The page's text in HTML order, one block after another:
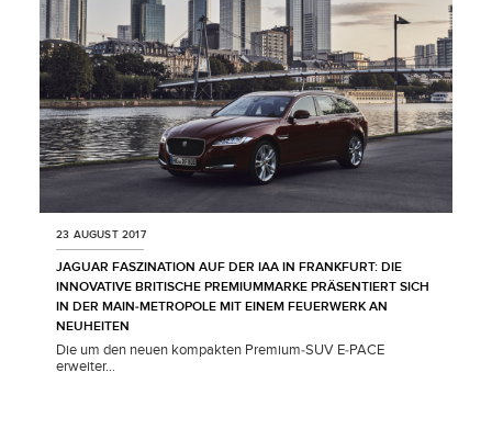
23 AUGUST 2017
JAGUAR FASZINATION AUF DER IAA IN FRANKFURT: DIE
INNOVATIVE BRITISCHE PREMIUMMARKE PRÄSENTIERT SICH
IN DER MAIN‑METROPOLE MIT EINEM FEUERWERK AN
NEUHEITEN
Die um den neuen kompakten Premium‑SUV E‑PACE
erweiter...